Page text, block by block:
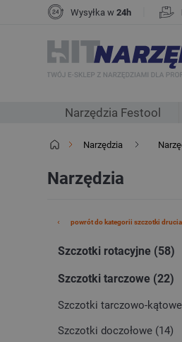
Wysyłka w24h
Narzędzia Festool
Narzędzia
Narzędzia
powrót do kategorii szczotki
Szczotki rotacyjne (58)
Szczotki tarczowe (22)
Szczotki tarczowo-
Szczotki doczołowe (14)